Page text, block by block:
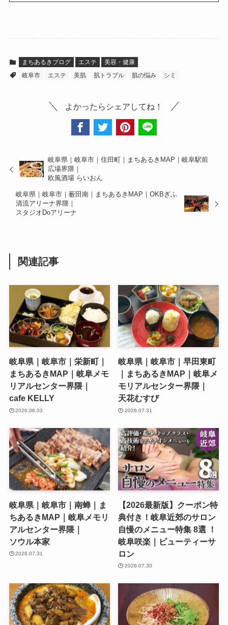
まちあるきブログ エステ
美容・健康
岐阜市
エステ 美肌 肌トラブル 肌の悩み シミ
よかったらシェアしてね！
岐阜県｜岐阜市｜住田町｜まちあるきMAP｜岐阜駅前
広場界隈｜
欧風酒場 らいおん
岐阜県｜岐阜市｜薮田南｜まちあるきMAP｜OKBぎふ
清流アリーナ界隈｜
スタジオDoアリーナ
関連記事
岐阜県｜岐阜市｜栄新町｜
まちあるきMAP｜岐阜メモ
リアルセンター界隈｜
cafe KELLY
2026.08.03
岐阜県｜岐阜市｜早田東町
｜まちあるきMAP｜岐阜メ
モリアルセンター界隈｜
天花むすび
2026.07.31
岐阜県｜岐阜市｜南蝉｜ま
ちあるきMAP｜岐阜メモリ
アルセンター界隈｜
ソウル本家
2026.07.31
【2026最新版】クーポン特
典付き！岐阜近郊のサロン
自慢のメニュー特集 8選 ！
岐阜咲楽｜ビューティーサ
ロン
2026.07.30